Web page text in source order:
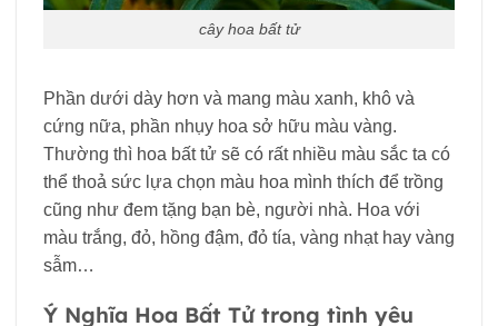
cây hoa bất tử
Phần dưới dày hơn và mang màu xanh, khô và
cứng nữa, phần nhụy hoa sở hữu màu vàng.
Thường thì hoa bất tử sẽ có rất nhiều màu sắc ta có
thể thoả sức lựa chọn màu hoa mình thích để trồng
cũng như đem tặng bạn bè, người nhà. Hoa với
màu trắng, đỏ, hồng đậm, đỏ tía, vàng nhạt hay vàng
sẫm…
Ý Nghĩa Hoa Bất Tử trong tình yêu